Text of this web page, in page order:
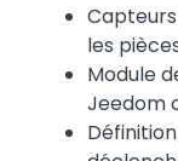
Capteurs
les
Module
Jeedom